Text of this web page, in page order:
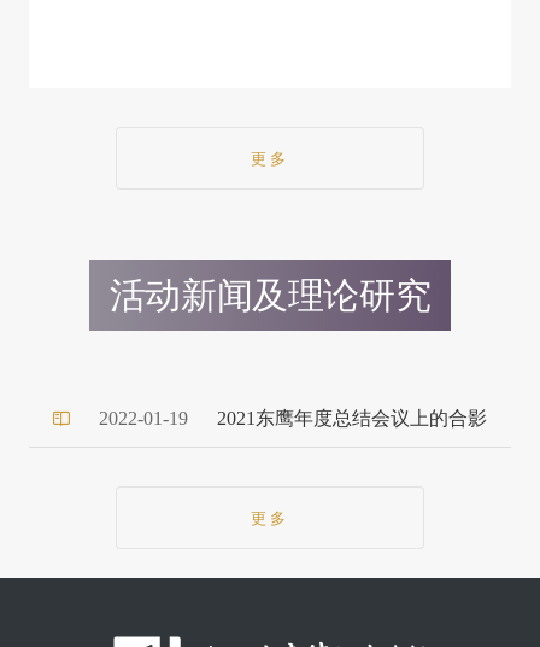
更多
活动新闻及理论研究
2022-01-19 2021东鹰年度总结会议上的合影
更多